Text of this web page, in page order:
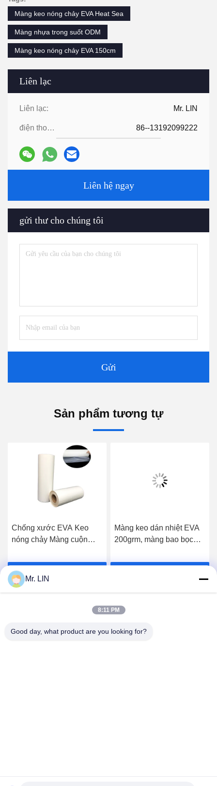
Liên lạc
Liên lạc: Mr. LIN
điện thoại: 86--13192099222
Liên hệ ngay
gửi thư cho chúng tôi
Gửi
Màng keo nóng chảy EVA Heat Sea
Màng nhựa trong suốt ODM
Màng keo nóng chảy EVA 150cm
Sản phẩm tương tự
Chống xước EVA Keo
nóng chảy Màng cuộn
Nhận giá tốt nhất
Màng keo dán nhiệt EVA
200grm, màng bao bọc
Mr. LIN
8:11 PM
Good day, what product are you looking for?